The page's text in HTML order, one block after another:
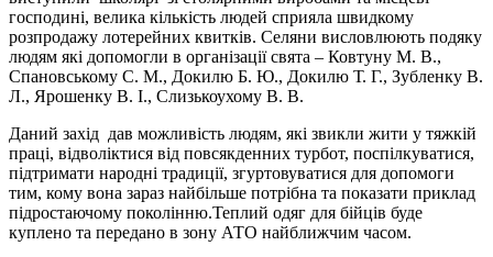
господині, велика кількість людей сприяла швидкому
розпродажу лотерейних квитків. Селяни висловлюють подяку
людям які допомогли в організації свята – Ковтуну М. В.,
Спановському С. М., Докилю Б. Ю., Докилю Т. Г., Зубленку В.
Л., Ярошенку В. І., Слизькоухому В. В.
Даний захід дав можливість людям, які звикли жити у тяжкій
праці, відволіктися від повсякденних турбот, поспілкуватися,
підтримати народні традиції, згуртовуватися для допомоги
тим, кому вона зараз найбільше потрібна та показати приклад
підростаючому поколінню.Теплий одяг для бійців буде
куплено та передано в зону АТО найближчим часом.